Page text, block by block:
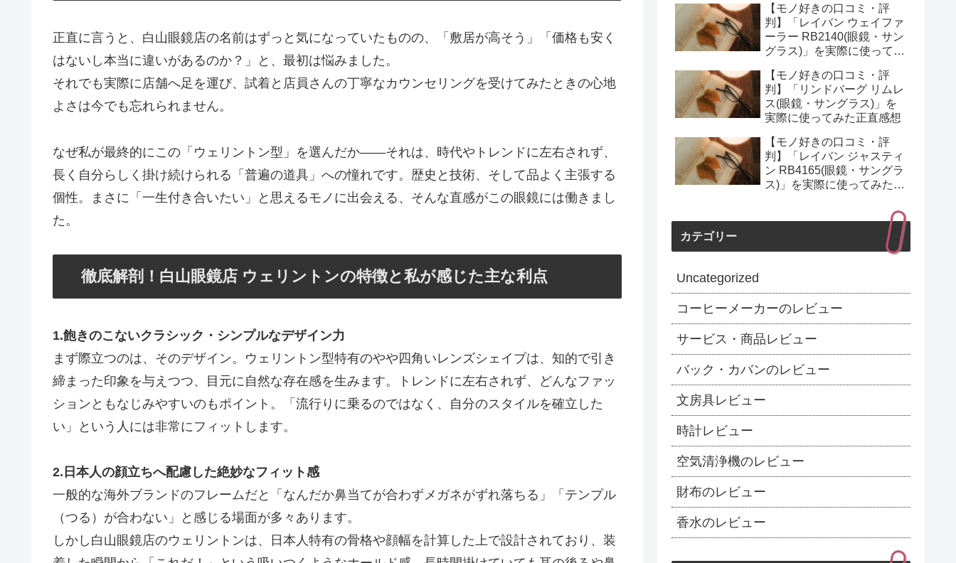
正直に言うと、白山眼鏡店の名前はずっと気になっていたものの、「敷居が高そう」「価格も安く
はないし本当に違いがあるのか？」と、最初は悩みました。
それでも実際に店舗へ足を運び、試着と店員さんの丁寧なカウンセリングを受けてみたときの心地
よさは今でも忘れられません。
なぜ私が最終的にこの「ウェリントン型」を選んだか——それは、時代やトレンドに左右されず、
長く自分らしく掛け続けられる「普遍の道具」への憧れです。歴史と技術、そして品よく主張する
個性。まさに「一生付き合いたい」と思えるモノに出会える、そんな直感がこの眼鏡には働きまし
た。
徹底解剖！白山眼鏡店 ウェリントンの特徴と私が感じた主な利点
1.飽きのこないクラシック・シンプルなデザイン力
まず際立つのは、そのデザイン。ウェリントン型特有のやや四角いレンズシェイプは、知的で引き
締まった印象を与えつつ、目元に自然な存在感を生みます。トレンドに左右されず、どんなファッ
ションともなじみやすいのもポイント。「流行りに乗るのではなく、自分のスタイルを確立した
い」という人には非常にフィットします。
2.日本人の顔立ちへ配慮した絶妙なフィット感
一般的な海外ブランドのフレームだと「なんだか鼻当てが合わずメガネがずれ落ちる」「テンプル
（つる）が合わない」と感じる場面が多々あります。
しかし白山眼鏡店のウェリントンは、日本人特有の骨格や顔幅を計算した上で設計されており、装
【モノ好きの口コミ・評
判】「レイバン ウェイファ
ーラー RB2140(眼鏡・サン
グラス)」を実際に使ってみ
【モノ好きの口コミ・評
判】「リンドバーグ リムレ
ス(眼鏡・サングラス)」を
実際に使ってみた正直感想
【モノ好きの口コミ・評
判】「レイバン ジャスティ
ン RB4165(眼鏡・サングラ
ス)」を実際に使ってみた正
カテゴリー
Uncategorized
コーヒーメーカーのレビュー
サービス・商品レビュー
バック・カバンのレビュー
文房具レビュー
時計レビュー
空気清浄機のレビュー
財布のレビュー
香水のレビュー